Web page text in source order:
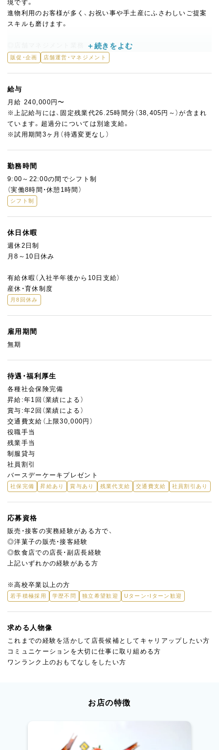
境です。
進物利用のお客様が多く、お祝い事や手土産にふさわしいご提案
スキルも磨けます。
店長候補として、スタッフ育成・シフト作成・売上管理・発注・ディ
づくりを経験できるやりがいあるポジションです。
なお、オープンまでは本店での研修勤務を予定しています。
★ここが魅力！
「ブランドの顔」として接客に立ちながら、マネジメントスキルや
百貨店のお客様はギフト需要が高く、お一人おひとりに寄り添っ
た丁寧なご案内が求められる環境。
高いホスピタリティと提案力を培いたい方にぴったりです。
販促・企画 店舗運営・マネジメント
給与
月給 240,000円〜
※上記給与には、固定残業代26.25時間分（38,405円～）が含まれ
ています。超過分については別途支給。
※試用期間3ヶ月（待遇変更なし）
勤務時間
9:00～22:00の間でシフト制
（実働8時間・休憩1時間）
シフト制
休日休暇
週休2日制
月8～10日休み
有給休暇（入社半年後から10日支給）
産休・育休制度
月8回休み
雇用期間
無期
待遇・福利厚生
各種社会保険完備
昇給:年1回（業績による）
賞与:年2回（業績による）
交通費支給（上限30,000円）
役職手当
残業手当
制服貸与
社員割引
バースデーケーキプレゼント
社保完備 昇給あり 賞与あり 残業代支給 交通費支給 社員割引あり
応募資格
販売・接客の実務経験がある方で、
◎洋菓子の販売・接客経験
◎飲食店での店長・副店長経験
上記いずれかの経験がある方
※高校卒業以上の方
若手積極採用 学歴不問 独立希望歓迎 Uターン・Iターン歓迎
求める人物像
これまでの経験を活かして店長候補としてキャリアップしたい方
コミュニケーションを大切に仕事に取り組める方
ワンランク上のおもてなしをしたい方
お店の特徴